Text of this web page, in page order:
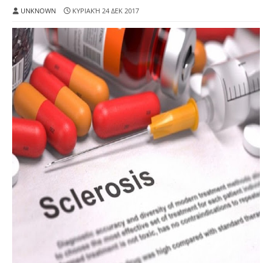
UNKNOWN ΚΥΡΙΑΚΉ 24 ΔΕΚ 2017